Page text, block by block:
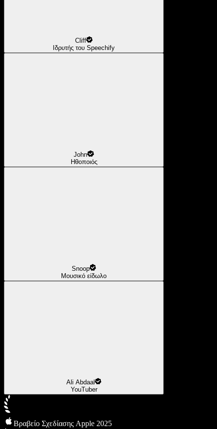
Cliff
Ιδρυτής του Speechify
John
Ηθοποιός
Snoop
Μουσικό είδωλο
Ali Abdaal
YouTuber
Βραβείο Σχεδίασης Apple 2025